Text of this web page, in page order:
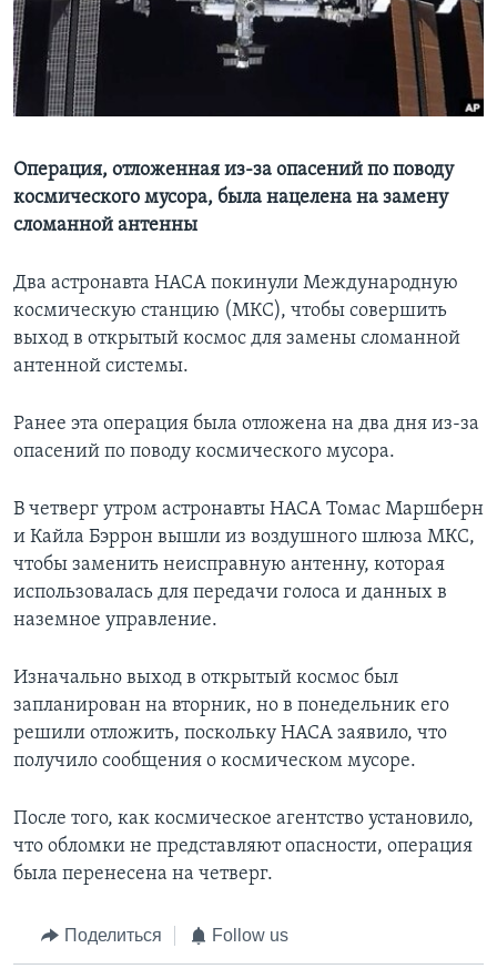
Learning English
СОЦИАЛЬНЫЕ СЕТИ
Языки
Операция, отложенная из-за опасений по поводу
космического мусора, была нацелена на замену
сломанной антенны
Два астронавта НАСА покинули Международную
космическую станцию (МКС), чтобы совершить
выход в открытый космос для замены сломанной
антенной системы.
Ранее эта операция была отложена на два дня из-за
опасений по поводу космического мусора.
В четверг утром астронавты НАСА Томас Маршберн
и Кайла Бэррон вышли из воздушного шлюза МКС,
чтобы заменить неисправную антенну, которая
использовалась для передачи голоса и данных в
наземное управление.
Изначально выход в открытый космос был
запланирован на вторник, но в понедельник его
решили отложить, поскольку НАСА заявило, что
получило сообщения о космическом мусоре.
После того, как космическое агентство установило,
что обломки не представляют опасности, операция
была перенесена на четверг.
Поделиться Follow us